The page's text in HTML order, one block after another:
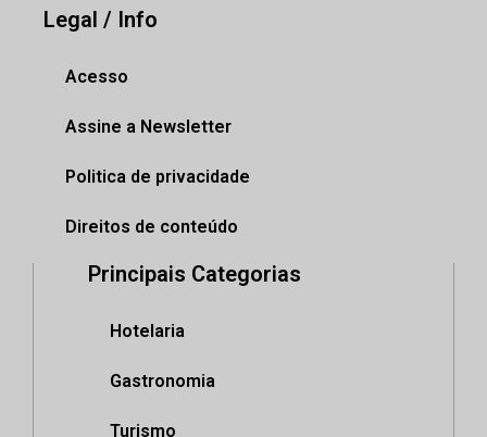
Legal / Info
Acesso
Assine a Newsletter
Politica de privacidade
Direitos de conteúdo
Principais Categorias
Hotelaria
Gastronomia
Turismo